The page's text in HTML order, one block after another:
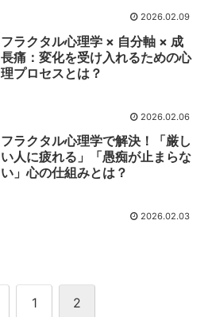
2026.02.09
フラクタル心理学 × 自分軸 × 成
長痛：変化を受け入れるための心
理プロセスとは？
2026.02.06
フラクタル心理学で解決！「厳し
い人に疲れる」「愚痴が止まらな
い」心の仕組みとは？
2026.02.03
1 2